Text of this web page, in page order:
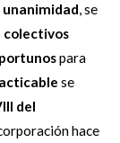
unanimidad, se
colectivos
para
se
del
hace